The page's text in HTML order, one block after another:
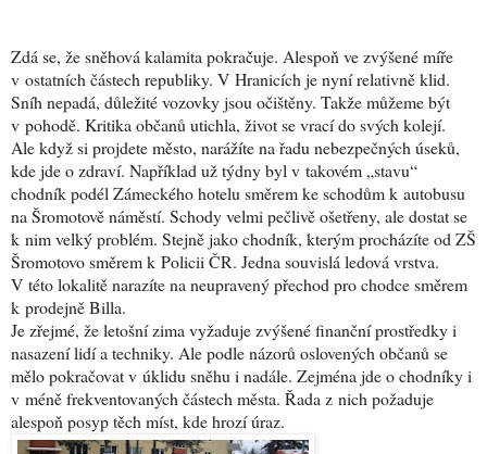
Zdá se, že sněhová kalamita pokračuje. Alespoň ve zvýšené míře
v ostatních částech republiky. V Hranicích je nyní relativně klid.
Sníh nepadá, důležité vozovky jsou očištěny. Takže můžeme být
v pohodě. Kritika občanů utichla, život se vrací do svých kolejí.
Ale když si projdete město, narážíte na řadu nebezpečných úseků,
kde jde o zdraví. Například už týdny byl v takovém „stavu“
chodník podél Zámeckého hotelu směrem ke schodům k autobusu
na Šromotově náměstí. Schody velmi pečlivě ošetřeny, ale dostat se
k nim velký problém. Stejně jako chodník, kterým procházíte od ZŠ
Šromotovo směrem k Policii ČR. Jedna souvislá ledová vrstva.
V této lokalitě narazíte na neupravený přechod pro chodce směrem
k prodejně Billa.
Je zřejmé, že letošní zima vyžaduje zvýšené finanční prostředky i
nasazení lidí a techniky. Ale podle názorů oslovených občanů se
mělo pokračovat v úklidu sněhu i nadále. Zejména jde o chodníky i
v méně frekventovaných částech města. Řada z nich požaduje
alespoň posyp těch míst, kde hrozí úraz.